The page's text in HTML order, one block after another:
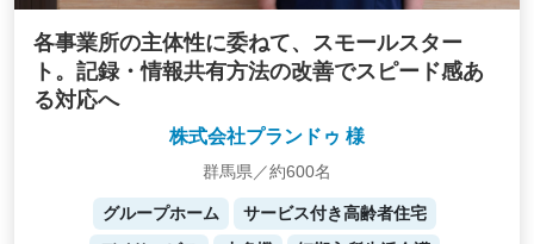
各事業所の主体性に委ねて、スモールスター
ト。記録・情報共有方法の改善でスピード感あ
る対応へ
株式会社プランドゥ 様
群馬県／約600名
グループホーム
サービス付き高齢者住宅